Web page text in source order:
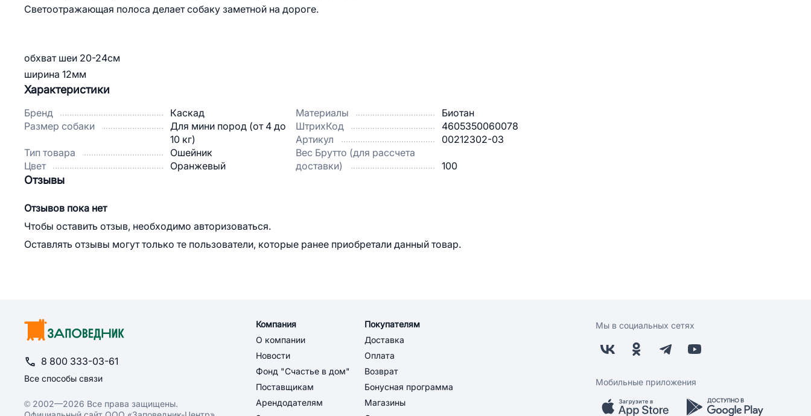
Светоотражающая полоса делает собаку заметной на дороге.
обхват шеи 20-24см
ширина 12мм
Характеристики
Бренд
Каскад
Размер собаки
Для мини пород (от 4 до
10 кг)
Тип товара
Ошейник
Цвет
Оранжевый
Материалы
Биотан
ШтрихКод
4605350060078
Артикул
00212302-03
Вес Брутто (для рассчета
доставки)
100
Отзывы
Отзывов пока нет
Чтобы оставить отзыв, необходимо авторизоваться.
Оставлять отзывы могут только те пользователи, которые ранее приобретали данный товар.
8 800 333-03-61
Все способы связи
© 2002—2026 Все права защищены.
Компания
О компании
Новости
Фонд "Счастье в дом"
Поставщикам
Арендодателям
Покупателям
Доставка
Оплата
Возврат
Бонусная программа
Магазины
Мы в социальных сетях
Мобильные приложения